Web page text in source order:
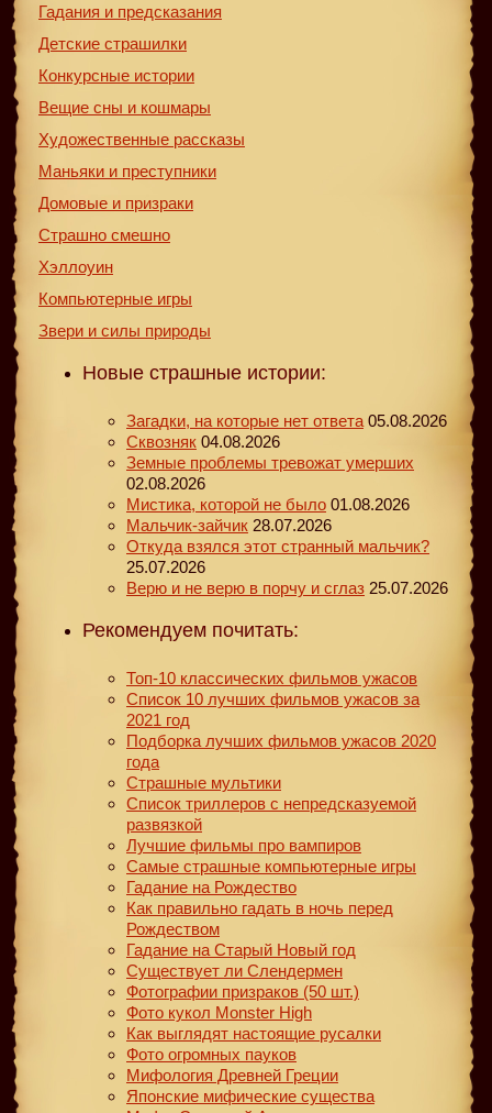
Гадания и предсказания
Детские страшилки
Конкурсные истории
Вещие сны и кошмары
Художественные рассказы
Маньяки и преступники
Домовые и призраки
Страшно смешно
Хэллоуин
Компьютерные игры
Звери и силы природы
Новые страшные истории:
Загадки, на которые нет ответа 05.08.2026
Сквозняк 04.08.2026
Земные проблемы тревожат умерших
02.08.2026
Мистика, которой не было 01.08.2026
Мальчик-зайчик 28.07.2026
Откуда взялся этот странный мальчик?
25.07.2026
Верю и не верю в порчу и сглаз 25.07.2026
Рекомендуем почитать:
Топ-10 классических фильмов ужасов
Список 10 лучших фильмов ужасов за
2021 год
Подборка лучших фильмов ужасов 2020
года
Страшные мультики
Список триллеров с непредсказуемой
развязкой
Лучшие фильмы про вампиров
Самые страшные компьютерные игры
Гадание на Рождество
Как правильно гадать в ночь перед
Рождеством
Гадание на Старый Новый год
Существует ли Слендермен
Фотографии призраков (50 шт.)
Фото кукол Monster High
Как выглядят настоящие русалки
Фото огромных пауков
Мифология Древней Греции
Японские мифические существа